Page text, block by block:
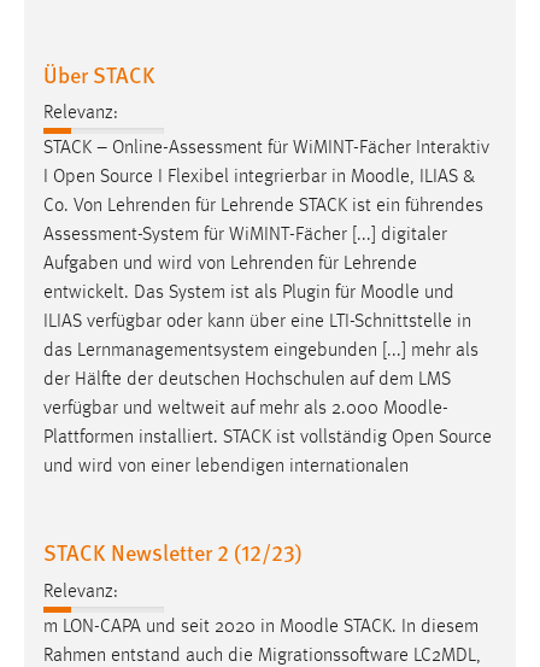
Über STACK
Relevanz:
STACK – Online-Assessment für WiMINT-Fächer Interaktiv
I Open Source I Flexibel integrierbar in Moodle, ILIAS &
Co. Von Lehrenden für Lehrende STACK ist ein führendes
Assessment-System für WiMINT-Fächer [...] digitaler
Aufgaben und wird von Lehrenden für Lehrende
entwickelt. Das System ist als Plugin für Moodle und
ILIAS verfügbar oder kann über eine LTI-Schnittstelle in
das Lernmanagementsystem eingebunden [...] mehr als
der Hälfte der deutschen Hochschulen auf dem LMS
verfügbar und weltweit auf mehr als 2.000 Moodle-
Plattformen installiert. STACK ist vollständig Open Source
und wird von einer lebendigen internationalen
STACK Newsletter 2 (12/23)
Relevanz:
m LON-CAPA und seit 2020 in Moodle STACK. In diesem
Rahmen entstand auch die Migrationssoftware LC2MDL,